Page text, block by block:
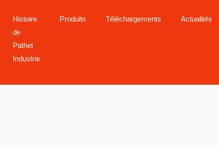
Histoire
de
Pathel
Industrie
Produits Téléchargements Actualités